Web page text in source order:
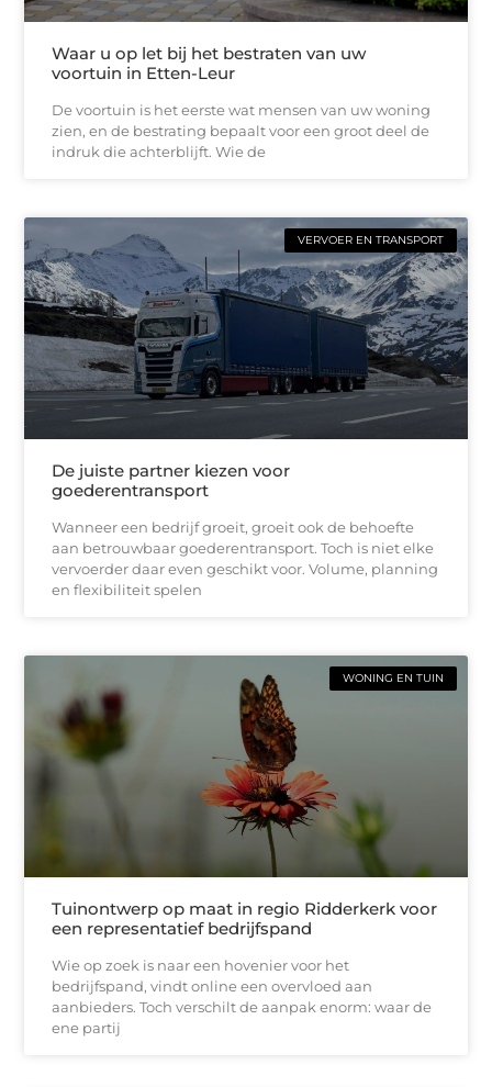
Waar u op let bij het bestraten van uw
voortuin in Etten-Leur
De voortuin is het eerste wat mensen van uw woning
zien, en de bestrating bepaalt voor een groot deel de
indruk die achterblijft. Wie de
VERVOER EN TRANSPORT
De juiste partner kiezen voor
goederentransport
Wanneer een bedrijf groeit, groeit ook de behoefte
aan betrouwbaar goederentransport. Toch is niet elke
vervoerder daar even geschikt voor. Volume, planning
en flexibiliteit spelen
WONING EN TUIN
Tuinontwerp op maat in regio Ridderkerk voor
een representatief bedrijfspand
Wie op zoek is naar een hovenier voor het
bedrijfspand, vindt online een overvloed aan
aanbieders. Toch verschilt de aanpak enorm: waar de
ene partij